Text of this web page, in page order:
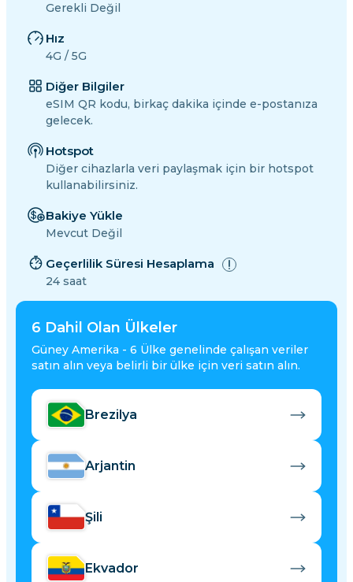
6 Dahil Olan Ülkeler
Güney Amerika - 6 Ülke genelinde çalışan veriler
satın alın veya belirli bir ülke için veri satın alın.
Brezilya
Arjantin
Şili
Ekvador
Gerekli Değil
Hız
4G / 5G
Diğer Bilgiler
eSIM QR kodu, birkaç dakika içinde e-postanıza
gelecek.
Hotspot
Diğer cihazlarla veri paylaşmak için bir hotspot
kullanabilirsiniz.
Bakiye Yükle
Mevcut Değil
Geçerlilik Süresi Hesaplama
24 saat